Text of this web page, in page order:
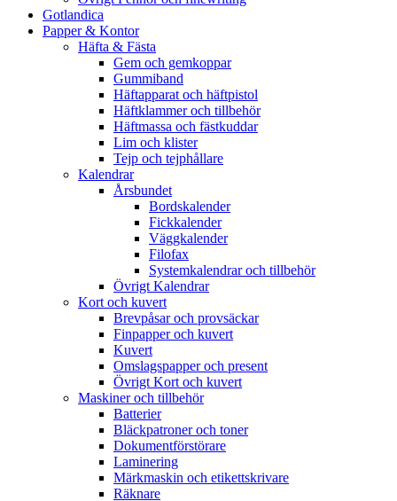
Gotlandica
Papper & Kontor
Häfta & Fästa
Gem och gemkoppar
Gummiband
Häftapparat och häftpistol
Häftklammer och tillbehör
Häftmassa och fästkuddar
Lim och klister
Tejp och tejphållare
Kalendrar
Årsbundet
Bordskalender
Fickkalender
Väggkalender
Filofax
Systemkalendrar och tillbehör
Övrigt Kalendrar
Kort och kuvert
Brevpåsar och provsäckar
Finpapper och kuvert
Kuvert
Omslagspapper och present
Övrigt Kort och kuvert
Maskiner och tillbehör
Batterier
Bläckpatroner och toner
Dokumentförstörare
Laminering
Märkmaskin och etikettskrivare
Räknare